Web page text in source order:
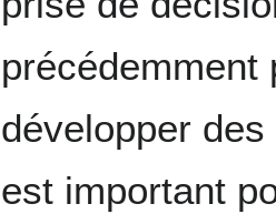
précédemment
développer
est important